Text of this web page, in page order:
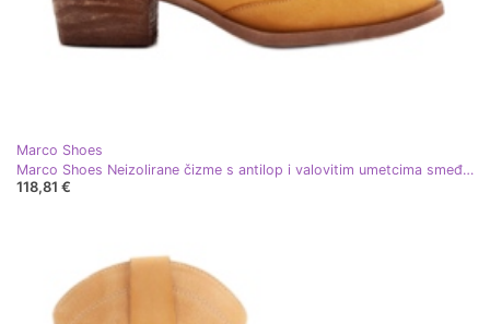
Marco Shoes
Marco Shoes Neizolirane čizme s antilop i valovitim umetcima smeđa žuta boja
118,81 €